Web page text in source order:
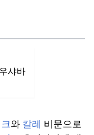
샤바
와 칼레 비문으로